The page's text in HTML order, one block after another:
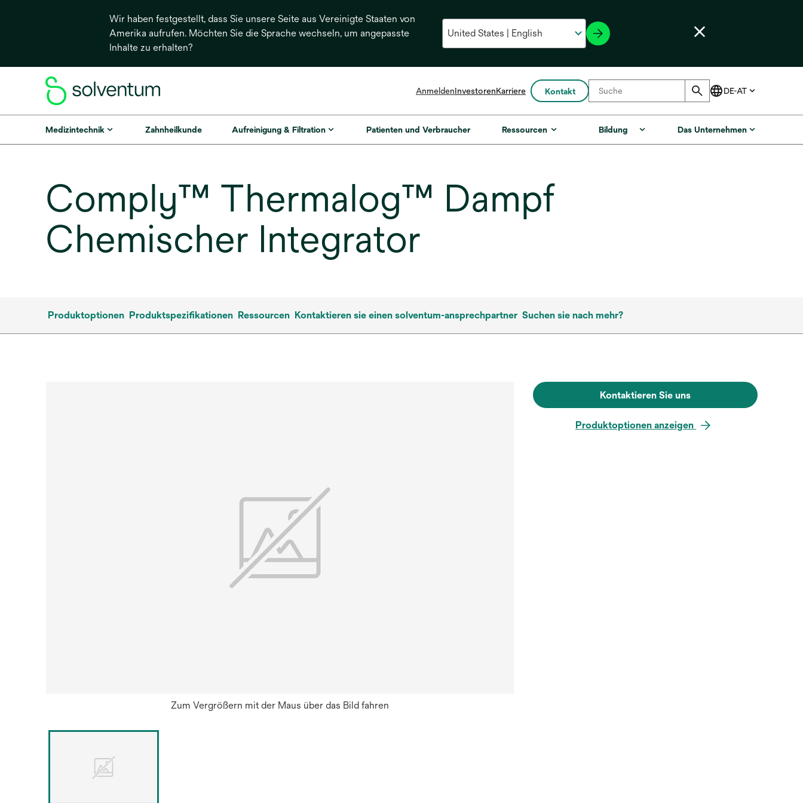
Wir haben festgestellt, dass Sie unsere Seite aus Vereinigte Staaten von
Amerika aufrufen. Möchten Sie die Sprache wechseln, um angepasste
Inhalte zu erhalten?
AnmeldenInvestorenKarriere Kontakt
Medizintechnik Zahnheilkunde Aufreinigung & Filtration Patienten und Verbraucher Ressourcen Bildung Das Unternehmen
Comply™ Thermalog™ Dampf
Chemischer Integrator
Produktoptionen Produktspezifikationen Ressourcen Kontaktieren sie einen solventum-ansprechpartner Suchen sie nach mehr?
Zum Vergrößern mit der Maus über das Bild fahren
Kontaktieren Sie uns
Produktoptionen anzeigen